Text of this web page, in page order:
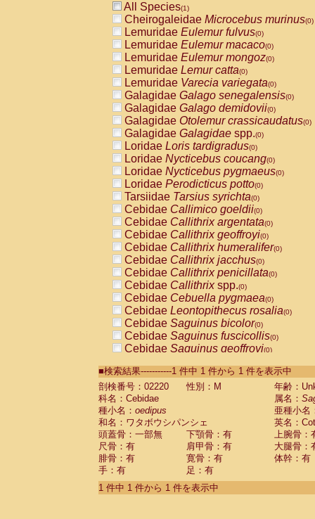
All Species(1)
Cheirogaleidae Microcebus murinus(0)
Lemuridae Eulemur fulvus(0)
Lemuridae Eulemur macaco(0)
Lemuridae Eulemur mongoz(0)
Lemuridae Lemur catta(0)
Lemuridae Varecia variegata(0)
Galagidae Galago senegalensis(0)
Galagidae Galago demidovii(0)
Galagidae Otolemur crassicaudatus(0)
Galagidae Galagidae spp.(0)
Loridae Loris tardigradus(0)
Loridae Nycticebus coucang(0)
Loridae Nycticebus pygmaeus(0)
Loridae Perodicticus potto(0)
Tarsiidae Tarsius syrichta(0)
Cebidae Callimico goeldii(0)
Cebidae Callithrix argentata(0)
Cebidae Callithrix geoffroyi(0)
Cebidae Callithrix humeralifer(0)
Cebidae Callithrix jacchus(0)
Cebidae Callithrix penicillata(0)
Cebidae Callithrixspp.(0)
Cebidae Cebuella pygmaea(0)
Cebidae Leontopithecus rosalia(0)
Cebidae Saguinus bicolor(0)
Cebidae Saguinus fuscicollis(0)
Cebidae Saguinus geoffroyi(0)
CebidaeSaguinus labiatus(0)
Cebidae Saguinus leucopus (0)
Cebidae
Cebidae
CebidaeSaguinus nigricollis (0)
Cebidae Saguinus oedipus
Cebidae Saguinus weddelli
Cebidae Saguinusspp.
Cebidae Aotus trivirgatus
Cebidae Cebus albifrons
■検索結果-----------1 件中 1 件から 1 件を表示中
剖検番号：02220
性別：M
年齢：
科名：Cebidae
属名：
種小名： oedipus
亜種小名
和名：ワタボウシパンシェ
英名：
頭蓋骨：一部無
下顎骨：有
上腕骨：
尺骨：有
肩甲骨：有
大腿骨：
腓骨：有
寛骨：有
体幹：有
手：有
足：有
1 件中 1 件から 1 件を表示中